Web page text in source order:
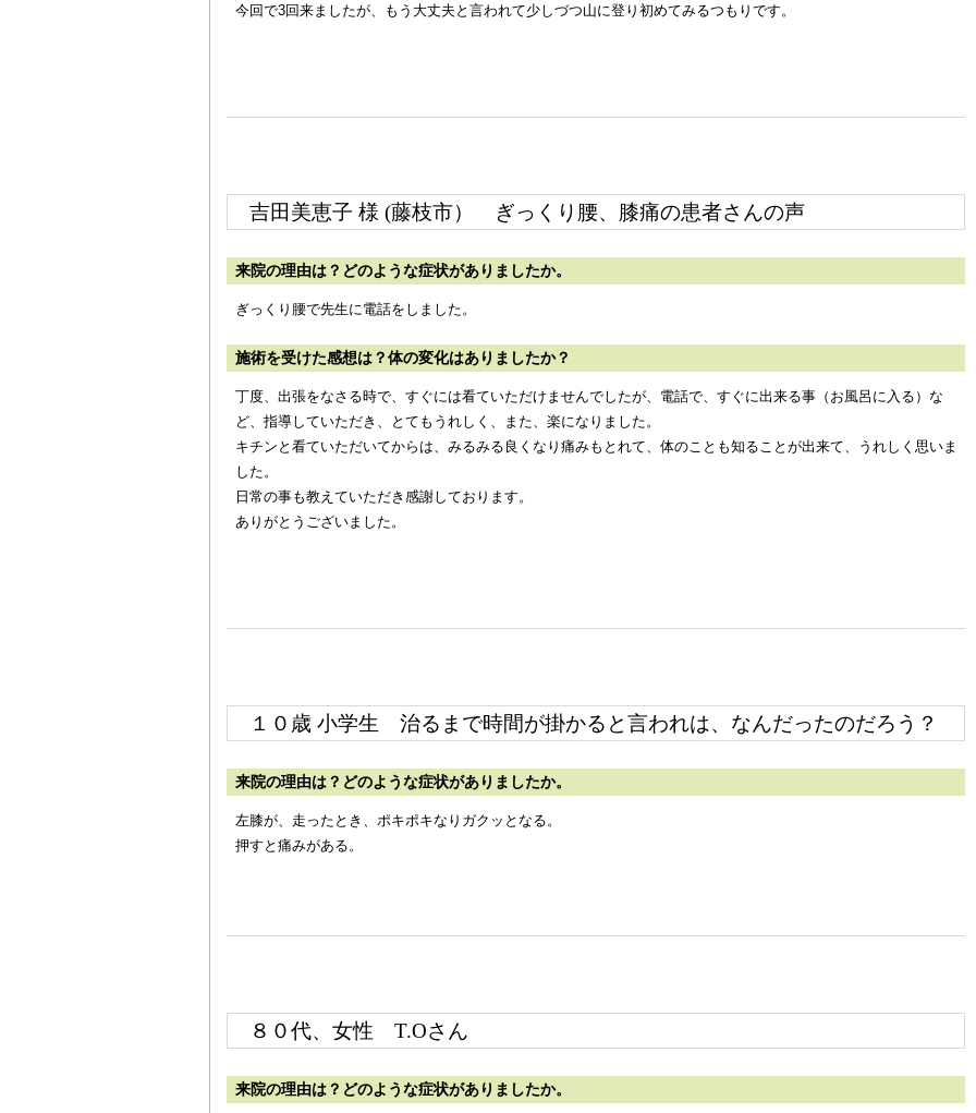
今回で3回来ましたが、もう大丈夫と言われて少しづつ山に登り初めてみるつもりです。
吉田美恵子 様 (藤枝市） ぎっくり腰、膝痛の患者さんの声
来院の理由は？どのような症状がありましたか。
ぎっくり腰で先生に電話をしました。
施術を受けた感想は？体の変化はありましたか？
丁度、出張をなさる時で、すぐには看ていただけませんでしたが、電話で、すぐに出来る事（お風呂に入る）な
ど、指導していただき、とてもうれしく、また、楽になりました。
キチンと看ていただいてからは、みるみる良くなり痛みもとれて、体のことも知ることが出来て、うれしく思いま
した。
日常の事も教えていただき感謝しております。
ありがとうございました。
１０歳 小学生 治るまで時間が掛かると言われは、なんだったのだろう？
来院の理由は？どのような症状がありましたか。
左膝が、走ったとき、ポキポキなりガクッとなる。
押すと痛みがある。
８０代、女性 T.Oさん
来院の理由は？どのような症状がありましたか。